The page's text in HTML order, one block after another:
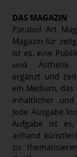
DAS MAGAZIN
Parabol Art
Magazin für
ist es, eine
und Ästhetik
ergänzt und
ein Medium, das
inhaltlicher und
Jede Ausgabe
Aufgabe ist es,
anhand
zu